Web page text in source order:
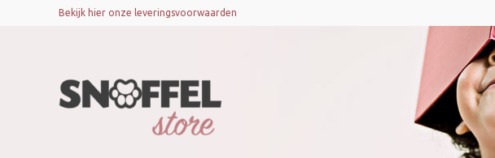
Bekijk hier onze leveringsvoorwaarden